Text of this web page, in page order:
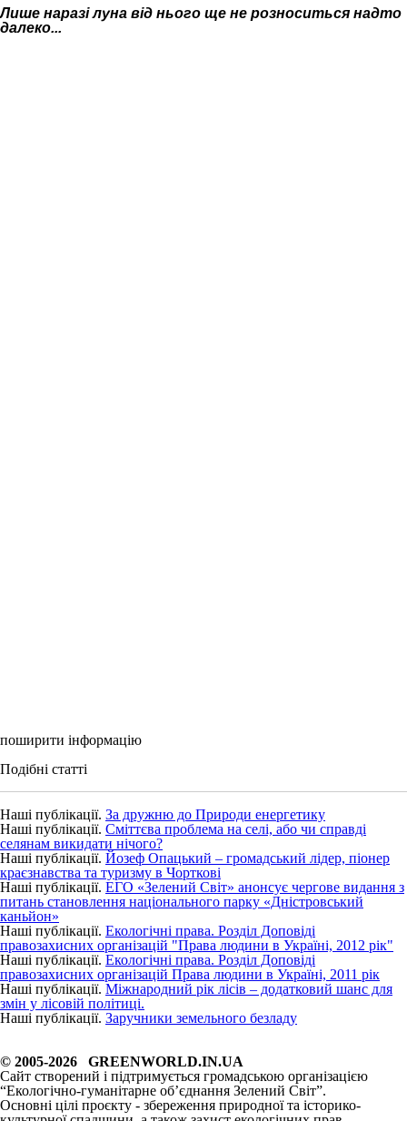
Лише наразі луна від нього ще не розноситься надто
далеко...
поширити інформацію
Подібні статті
Наші публікації. За дружню до Природи енергетику
Наші публікації. Сміттєва проблема на селі, або чи справді
селянам викидати нічого?
Наші публікації. Йозеф Опацький – громадський лідер, піонер
краєзнавства та туризму в Чорткові
Наші публікації. ЕГО «Зелений Світ» анонсує чергове видання з
питань становлення національного парку «Дністровський
каньйон»
Наші публікації. Екологічні права. Розділ Доповіді
правозахисних організацій "Права людини в Україні, 2012 рік"
Наші публікації. Екологічні права. Розділ Доповіді
правозахисних організацій Права людини в Україні, 2011 рік
Наші публікації. Міжнародний рік лісів – додатковий шанс для
змін у лісовій політиці.
Наші публікації. Заручники земельного безладу
© 2005-2026 GREENWORLD.IN.UA
Сайт створений і підтримується громадською організацією
“Екологічно-гуманітарне об’єднання Зелений Світ”.
Основні цілі проєкту - збереження природної та історико-